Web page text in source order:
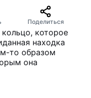
Поделиться
которое
находка
то образом
она